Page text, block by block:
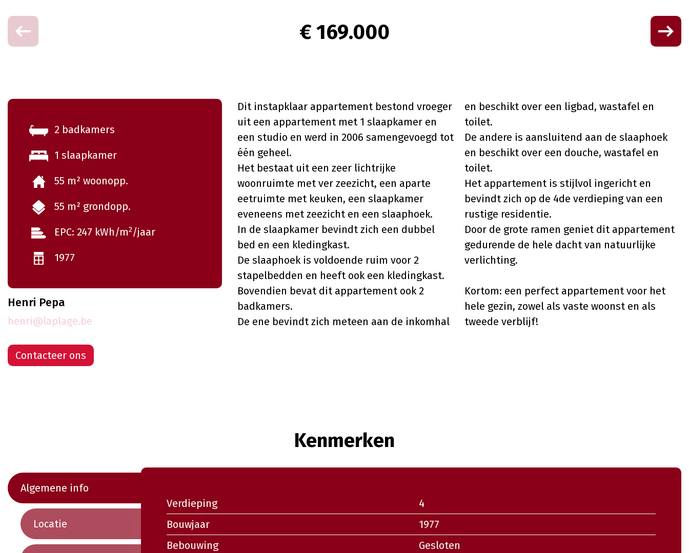
€ 169.000
2 badkamers
1 slaapkamer
55 m² woonopp.
55 m² grondopp.
EPC: 247 kWh/m2/jaar
1977
Henri Pepa
henri@laplage.be
Contacteer ons
Dit instapklaar appartement bestond vroeger
uit een appartement met 1 slaapkamer en
een studio en werd in 2006 samengevoegd tot
één geheel.
Het bestaat uit een zeer lichtrijke
woonruimte met ver zeezicht, een aparte
eetruimte met keuken, een slaapkamer
eveneens met zeezicht en een slaaphoek.
In de slaapkamer bevindt zich een dubbel
bed en een kledingkast.
De slaaphoek is voldoende ruim voor 2
stapelbedden en heeft ook een kledingkast.
Bovendien bevat dit appartement ook 2
badkamers.
De ene bevindt zich meteen aan de inkomhal
en beschikt over een ligbad, wastafel en
toilet.
De andere is aansluitend aan de slaaphoek
en beschikt over een douche, wastafel en
toilet.
Het appartement is stijlvol ingericht en
bevindt zich op de 4de verdieping van een
rustige residentie.
Door de grote ramen geniet dit appartement
gedurende de hele dacht van natuurlijke
verlichting.
Kortom: een perfect appartement voor het
hele gezin, zowel als vaste woonst en als
tweede verblijf!
Kenmerken
Algemene info
Locatie
Verdieping
4
Bouwjaar
1977
Bebouwing
Gesloten